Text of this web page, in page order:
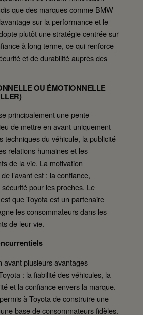
que des marques comme BMW
sur la performance et le
plutôt une stratégie centrée sur
à long terme, ce qui renforce
et de durabilité auprès des
OU ÉMOTIONNELLE
principalement une pente
de mettre en avant uniquement
techniques du véhicule, la publicité
relations humaines et les
de la vie. La motivation
l’avant est : la confiance,
sécurité pour les proches. Le
que Toyota est un partenaire
les consommateurs dans les
de leur vie.
avant plusieurs avantages
: la fiabilité des véhicules, la
et la confiance envers la marque.
à Toyota de construire une
base de consommateurs fidèles.